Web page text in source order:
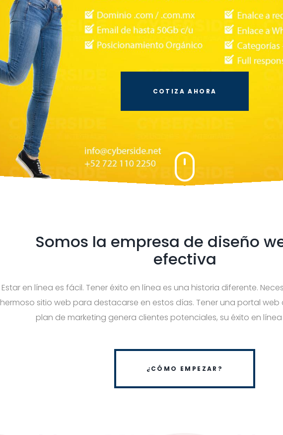
COTIZA AHORA
Somos la empresa de diseño
efectiva
Estar en línea es fácil. Tener éxito en línea es una historia diferente.
hermoso sitio web para destacarse en estos días. Tener una portal
plan de marketing genera clientes potenciales, su éxito en
¿CÓMO EMPEZAR?